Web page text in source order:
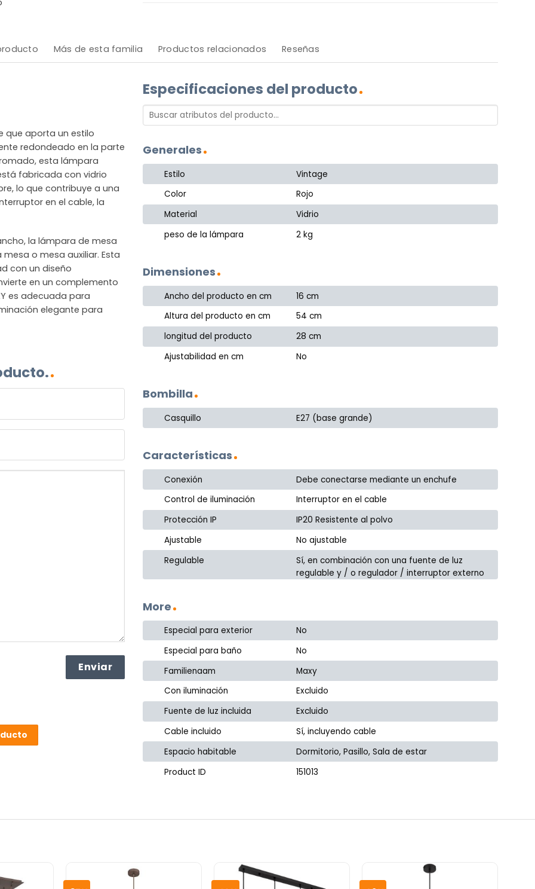
Más de esta familia Productos relacionados Reseñas
que aporta un estilo
redondeado en la parte
esta lámpara
fabricada con vidrio
lo que contribuye a una
en el cable, la
la lámpara de mesa
o mesa auxiliar. Esta
con un diseño
en un complemento
es adecuada para
elegante para
Especificaciones del producto
Generales
Estilo
Vintage
Color
Rojo
Material
Vidrio
peso de la lámpara
2 kg
Dimensiones
Ancho del producto en cm
16 cm
Altura del producto en cm
54 cm
longitud del producto
28 cm
Ajustabilidad en cm
No
Bombilla
Casquillo E27 (base grande)
Características
Conexión
Debe conectarse mediante un enchufe
Control de iluminación
Interruptor en el cable
Protección IP
IP20 Resistente al polvo
Ajustable
No ajustable
Regulable
Sí, en combinación con una fuente de luz
regulable y / o regulador / interruptor externo
More
Especial para exterior
No
Especial para baño
No
Familienaam
Maxy
Con iluminación
Excluido
Fuente de luz incluida
Excluido
Cable incluido
Sí, incluyendo cable
Espacio habitable
Dormitorio, Pasillo, Sala de estar
Product ID
151013